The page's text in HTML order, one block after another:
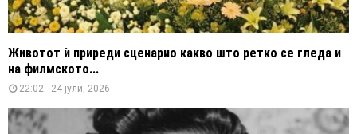
Животот ѝ приреди сценарио какво што ретко се гледа и
на филмското...
22:02 - 24 јули, 2026